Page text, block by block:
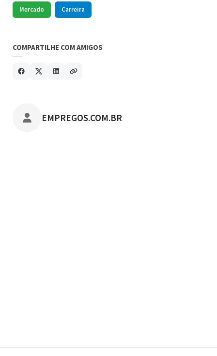
Mercado Carreira
COMPARTILHE COM AMIGOS
POSTADO POR
EMPREGOS.COM.BR